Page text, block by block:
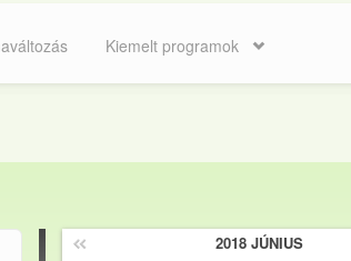
Kiemelt programok
2018 JÚNIUS